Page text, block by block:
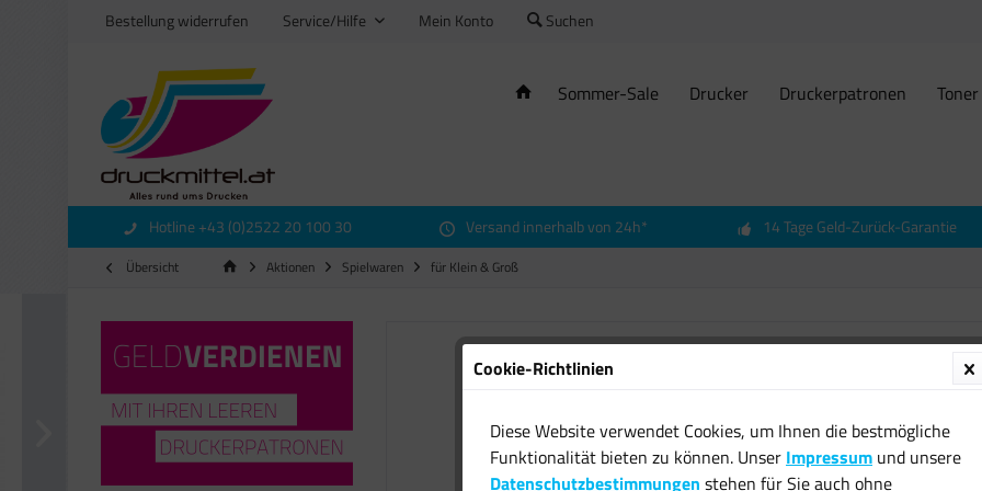
Bestellung widerrufen Service/Hilfe Mein Konto Suchen
Sommer-Sale Drucker Druckerpatronen Toner
Hotline +43 (0)2522 20 100 30 Versand innerhalb von 24h* 14 Tage Geld-Zurück-Garantie
Übersicht Aktionen Spielwaren für Klein & Groß
Cookie-Richtlinien
Diese Website verwendet Cookies, um Ihnen die bestmögliche
Funktionalität bieten zu können. Unser Impressum und unsere
Datenschutzbestimmungen stehen für Sie auch ohne